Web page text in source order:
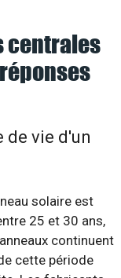
centrales
de vie d'un
solaire est
25 et 30 ans,
continuent
cette période